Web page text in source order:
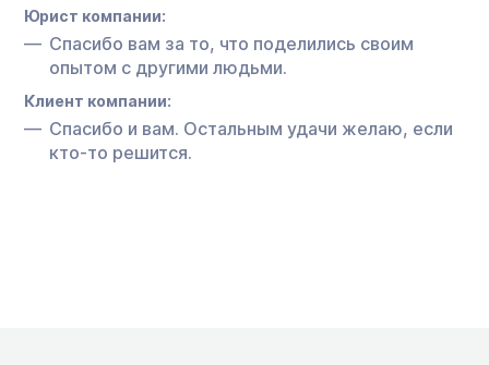
Юрист компании:
Спасибо вам за то, что поделились своим
опытом с другими людьми.
Клиент компании:
Спасибо и вам. Остальным удачи желаю, если
кто-то решится.